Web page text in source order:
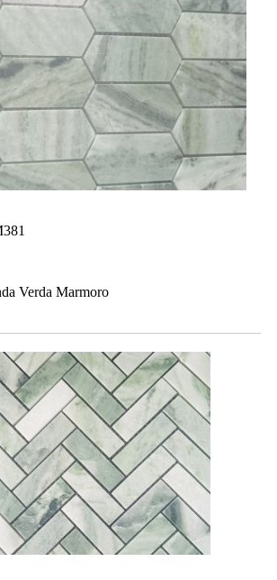
Verda Marmoro